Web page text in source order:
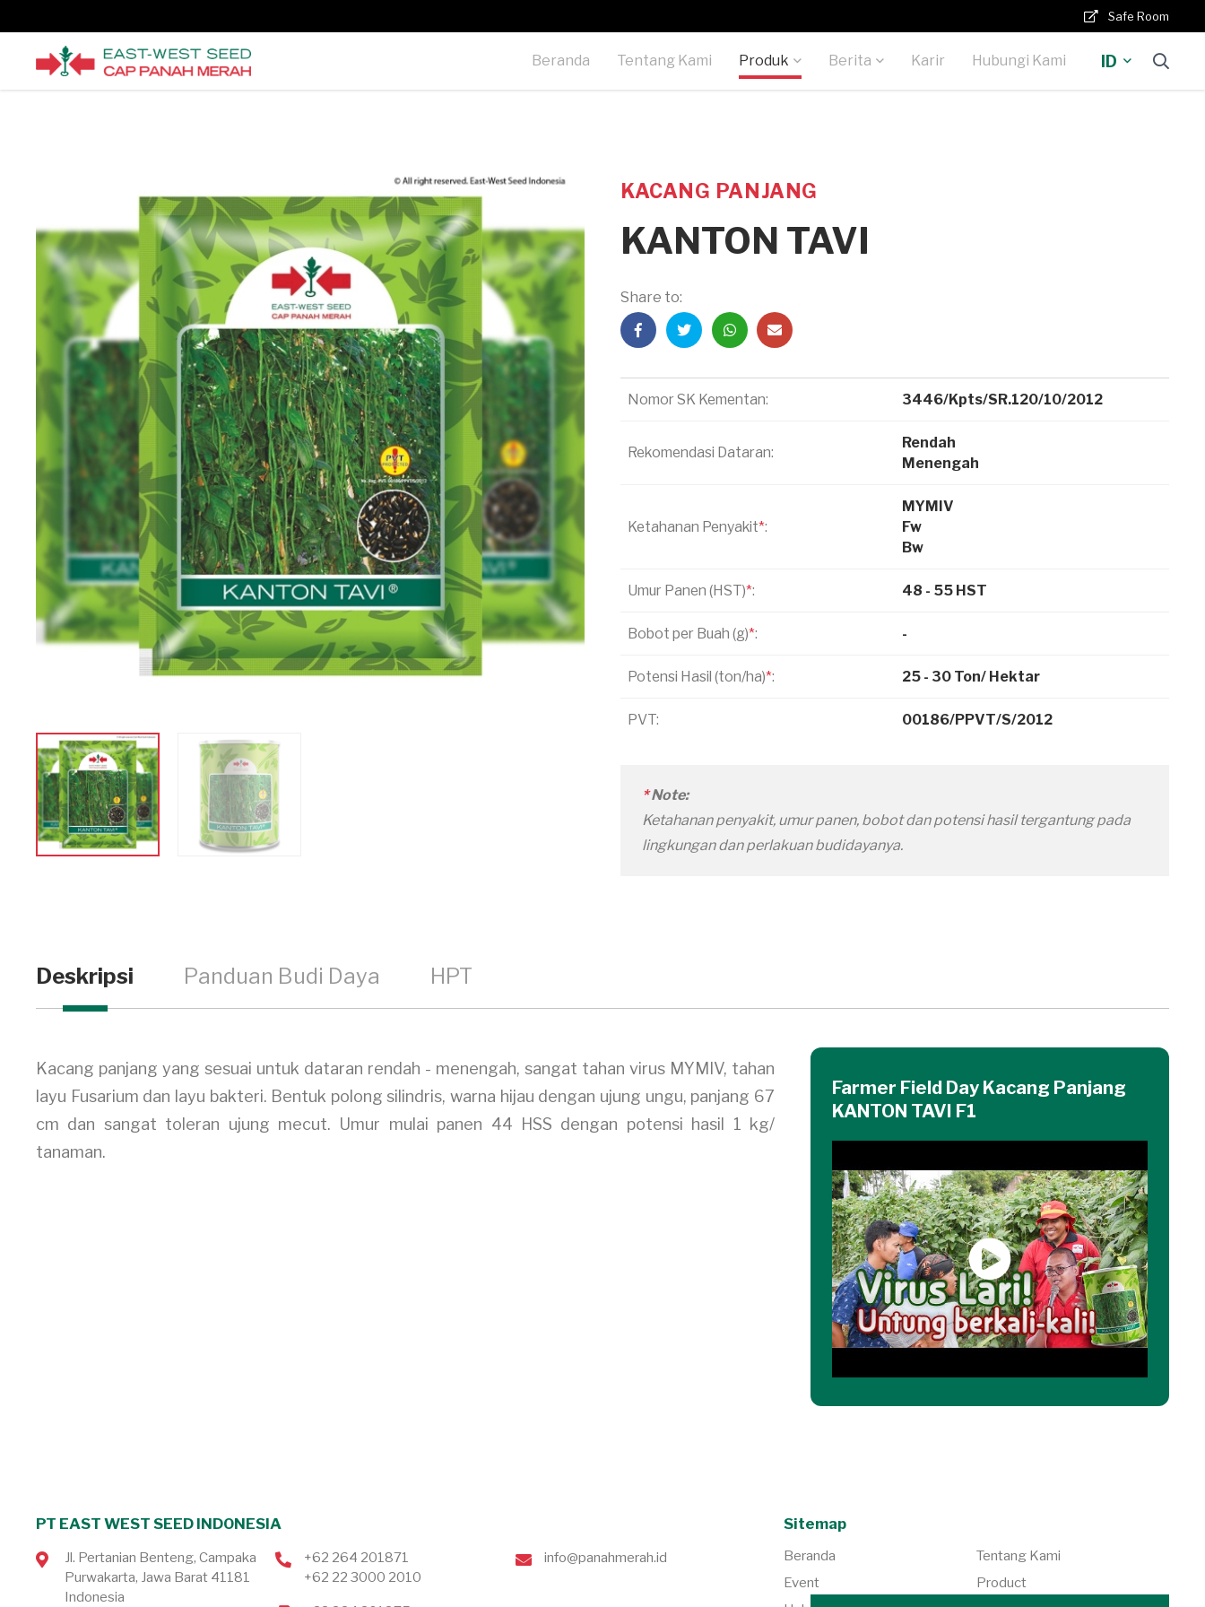
Safe Room
Beranda Tentang Kami Produk Berita Karir Hubungi Kami ID
KACANG PANJANG
KANTON TAVI
Share to:
Nomor SK Kementan: 3446/Kpts/SR.120/10/2012
Rekomendasi Dataran:
Rendah
Menengah
Ketahanan Penyakit*:
MYMIV
Fw
Bw
Umur Panen (HST)*: 48 - 55 HST
Bobot per Buah (g)*: -
Potensi Hasil (ton/ha)*: 25 - 30 Ton/ Hektar
PVT: 00186/PPVT/S/2012
*Note:
Ketahanan penyakit, umur panen, bobot dan potensi hasil tergantung pada
lingkungan dan perlakuan budidayanya.
Deskripsi Panduan Budi Daya HPT
Kacang panjang yang sesuai untuk dataran rendah - menengah, sangat tahan virus MYMIV, tahan
layu Fusarium dan layu bakteri. Bentuk polong silindris, warna hijau dengan ujung ungu, panjang 67
cm dan sangat toleran ujung mecut. Umur mulai panen 44 HSS dengan potensi hasil 1 kg/
tanaman.
Farmer Field Day Kacang Panjang
KANTON TAVI F1
PT EAST WEST SEED INDONESIA
Jl. Pertanian Benteng, Campaka
Purwakarta, Jawa Barat 41181
Indonesia
+62 264 201871
+62 22 3000 2010
info@panahmerah.id
Sitemap
Beranda
Tentang Kami
Event
Product